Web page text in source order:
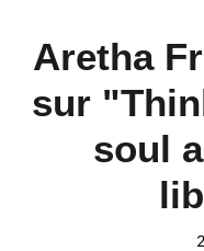
Aretha
sur
soul